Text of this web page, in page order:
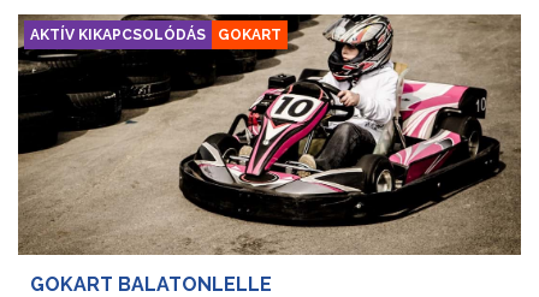
AKTÍV KIKAPCSOLÓDÁS GOKART
GOKART BALATONLELLE